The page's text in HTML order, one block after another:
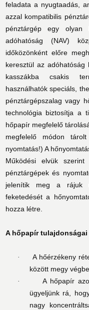
feladata a nyugtaadás,
azzal kompatibilis
pénztárgép egy olyan
adóhatóság (NAV)
időközönként előre
keresztül az adóhatóság
kasszákba csakis
használhatók speciáls,
pénztárgépszalag vagy
technológia biztosítja a
hőpapír megfelelő
megfelelő módon
nyomtatás!) A
Működési elvük
pénztárgépek és
jelenítik meg a rájuk
feketedését a
hozza létre.
A hőpapír tulajdonságai
·
A hőérzékeny
között megy
·
A hőpapír
ügyeljünk rá,
nagy